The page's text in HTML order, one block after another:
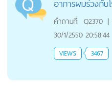
อาการผมร่วงกับ
คำถามที่: Q2370 |
30/1/2550 20:58:44
VIEWS 3467